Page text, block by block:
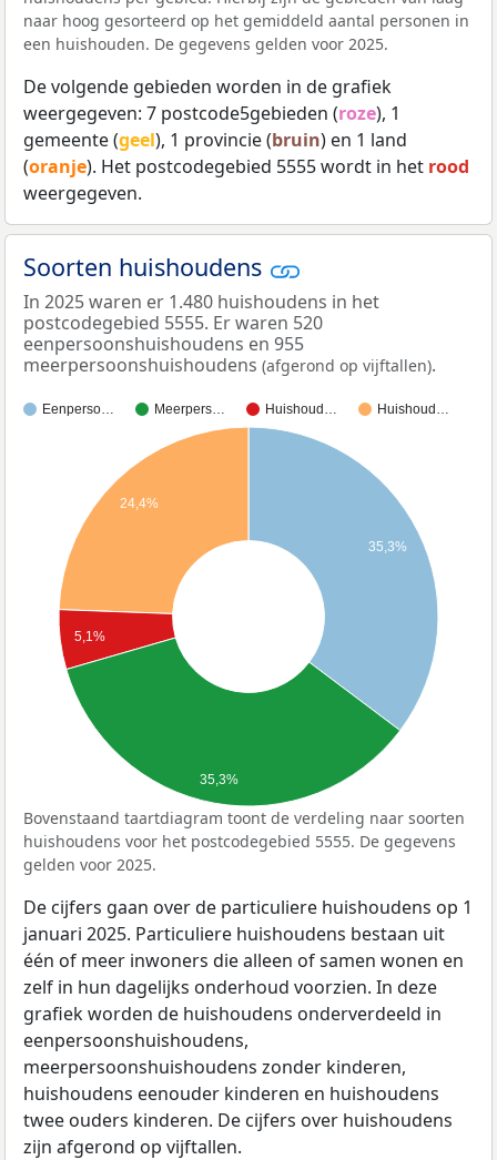
naar hoog gesorteerd op het gemiddeld aantal personen in
een huishouden. De gegevens gelden voor 2025.
De volgende gebieden worden in de grafiek
weergegeven: 7 postcode5gebieden (roze), 1
gemeente (geel), 1 provincie (bruin) en 1 land
(oranje). Het postcodegebied 5555 wordt in het rood
weergegeven.
Soorten huishoudens
In 2025 waren er 1.480 huishoudens in het
postcodegebied 5555. Er waren 520
eenpersoonshuishoudens en 955
meerpersoonshuishoudens (afgerond op vijftallen).
Eenperso… Meerpers… Huishoud… Huishoud…
35,3%
24,4%
5,1%
35,3%
Bovenstaand taartdiagram toont de verdeling naar soorten
huishoudens voor het postcodegebied 5555. De gegevens
gelden voor 2025.
De cijfers gaan over de particuliere huishoudens op 1
januari 2025. Particuliere huishoudens bestaan uit
één of meer inwoners die alleen of samen wonen en
zelf in hun dagelijks onderhoud voorzien. In deze
grafiek worden de huishoudens onderverdeeld in
eenpersoonshuishoudens,
meerpersoonshuishoudens zonder kinderen,
huishoudens eenouder kinderen en huishoudens
twee ouders kinderen. De cijfers over huishoudens
zijn afgerond op vijftallen.